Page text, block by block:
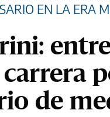
EN LA ERA
de